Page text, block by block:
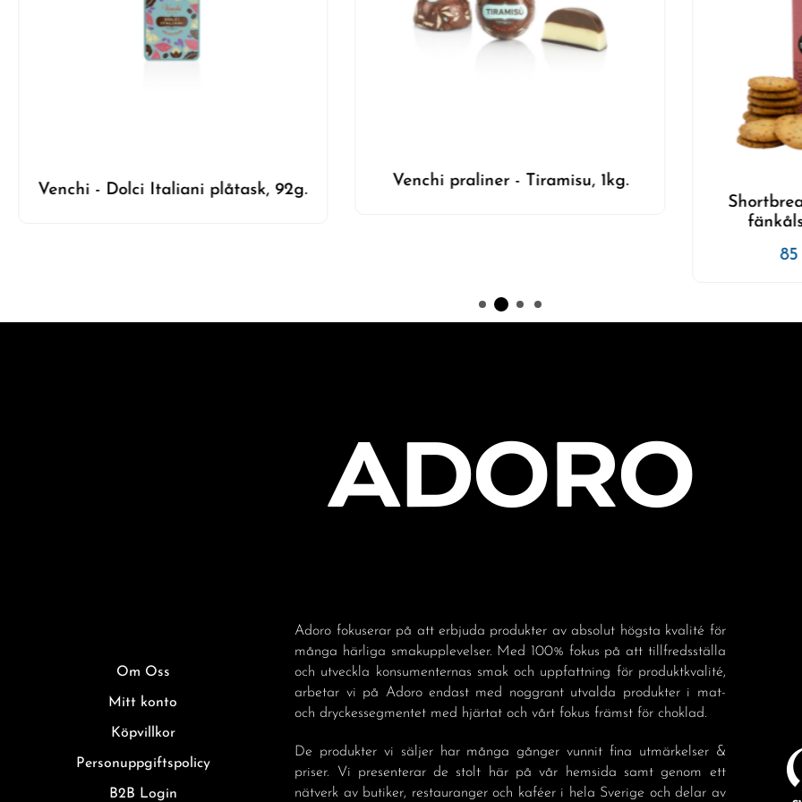
Venchi praliner - Tiramisu, 1kg.
Venchi -
Om Oss
Mitt konto
Köpvillkor
Personuppgiftspolicy
B2B Login
Adoro fokuserar på att erbjuda produkter av absolut högsta kvalité för
många härliga smakupplevelser. Med 100% fokus på att tillfredsställa
och utveckla konsumenternas smak och uppfattning för produktkvalité,
arbetar vi på Adoro endast med noggrant utvalda produkter i mat-
och dryckessegmentet med hjärtat och vårt fokus främst för choklad.
De produkter vi säljer har många gånger vunnit fina utmärkelser &
priser. Vi presenterar de stolt här på vår hemsida samt genom ett
nätverk av butiker, restauranger och kaféer i hela Sverige och delar av